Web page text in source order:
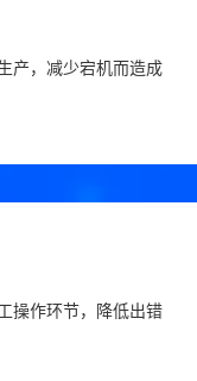
产，减少宕机而造成
操作环节，降低出错